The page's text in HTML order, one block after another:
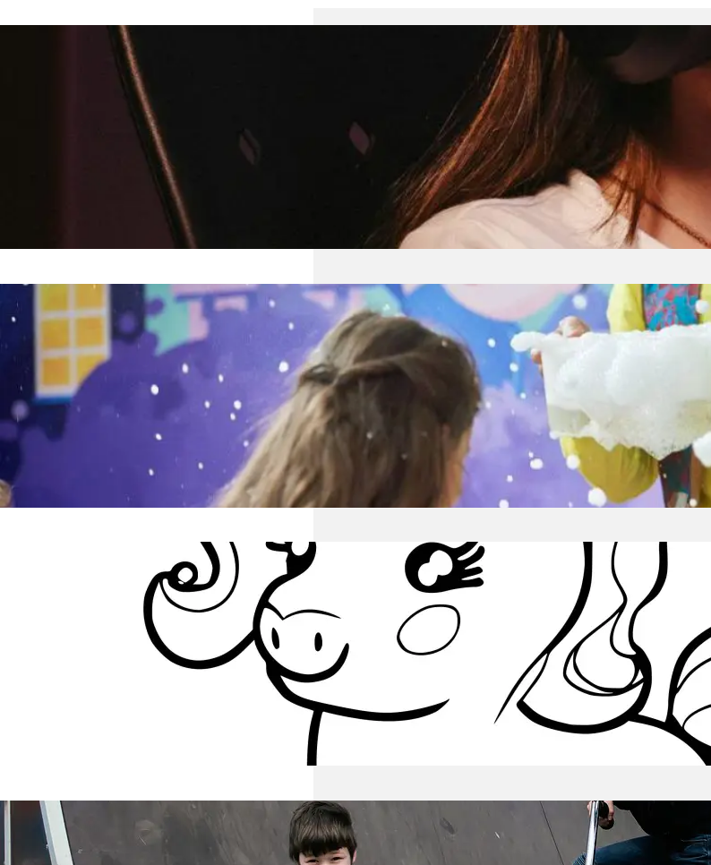
Karlsson z dachu – jak kreatywne
W dziecięcej literaturze są bohaterowie,
zapomina. Do tej drugiej grupy bez
Astrid Lindgren, pełna humoru, fantazji i
jako Karlsson z dachu audiobook z
Urodziny dziecka – pomysły na atrakcje
Każde dziecko marzy o wspaniałej,
Atmosferę budują tematyczne kolorowe
prezentów i oczywiście zabawy urodzinowe
na urodziny dziecka jest mnóstwo!
dziecka – pomysły na wspaniałe zabawy
Jednorożec kolorowanka do druku
Dlaczego Kolorowanki z Jednorożcami Są
fantastyczna rozrywka dla dzieci, ale i
symbole czystości i dobra, od wieków
zdobywają serca zarówno młodszych, jak
skomplikowanych wzorów, każdy…
Czy hulajnoga dla dziecka to dobry pomysł